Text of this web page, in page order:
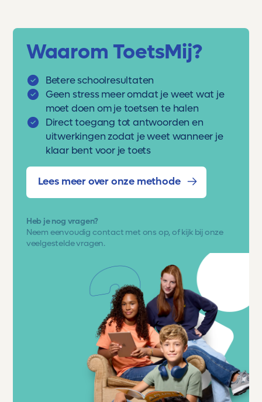
Waarom ToetsMij?
Betere schoolresultaten
Geen stress meer omdat je weet wat je
moet doen om je toetsen te halen
Direct toegang tot antwoorden en
uitwerkingen zodat je weet wanneer je
klaar bent voor je toets
Lees meer over onze methode
Heb je nog vragen?
Neem eenvoudig contact met ons op, of kijk bij onze
veelgestelde vragen.